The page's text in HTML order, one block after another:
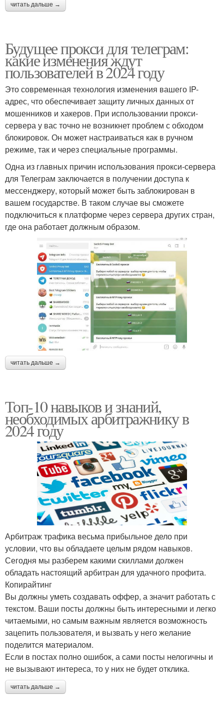
читать дальше →
Будущее прокси для телеграм:
какие изменения ждут
пользователей в 2024 году
Это современная технология изменения вашего IP-
адрес, что обеспечивает защиту личных данных от
мошенников и хакеров. При использовании прокси-
сервера у вас точно не возникнет проблем с обходом
блокировок. Он может настраиваться как в ручном
режиме, так и через специальные программы.
Одна из главных причин использования прокси-сервера
для Телеграм заключается в получении доступа к
мессенджеру, который может быть заблокирован в
вашем государстве. В таком случае вы сможете
подключиться к платформе через сервера других стран,
где она работает должным образом.
читать дальше →
Топ-10 навыков и знаний,
необходимых арбитражнику в
2024 году
Арбитраж трафика весьма прибыльное дело при
условии, что вы обладаете целым рядом навыков.
Сегодня мы разберем какими скиллами должен
обладать настоящий арбитран для удачного профита.
Копирайтинг
Вы должны уметь создавать оффер, а значит работать с
текстом. Ваши посты должны быть интересными и легко
читаемыми, но самым важным является возможность
зацепить пользователя, и вызвать у него желание
поделится материалом.
Если в постах полно ошибок, а сами посты нелогичны и
не вызывают интереса, то у них не будет отклика.
читать дальше →